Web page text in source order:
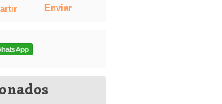
Enviar